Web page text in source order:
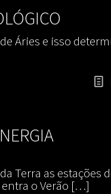
Áries e isso
Terra as estações
o Verão […]